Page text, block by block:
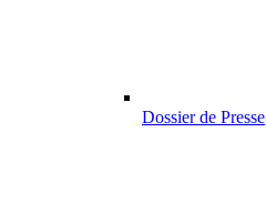
Dossier de Presse